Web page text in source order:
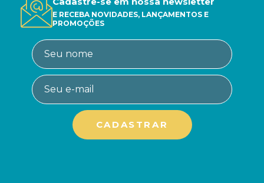
E RECEBA NOVIDADES, LANÇAMENTOS E
PROMOÇÕES